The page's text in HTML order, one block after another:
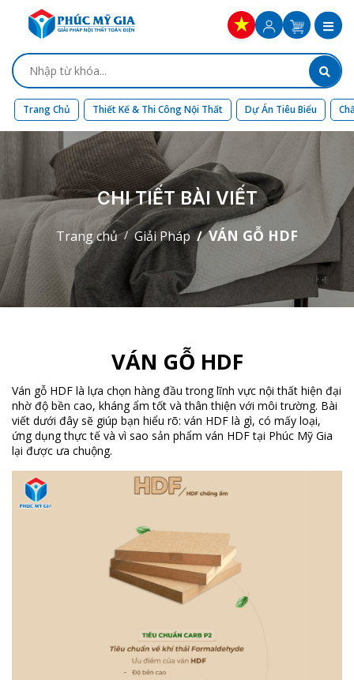
Trang Chủ Thiết Kế & Thi Công Nội Thất Dự Án Tiêu Biểu
CHI TIẾT BÀI VIẾT
Trang chủ Giải Pháp VÁN GỖ HDF
VÁN GỖ HDF
Ván gỗ HDF là lựa chọn hàng đầu trong lĩnh vực nội thất hiện đại
nhờ độ bền cao, kháng ẩm tốt và thân thiện với môi trường. Bài
viết dưới đây sẽ giúp bạn hiểu rõ: ván HDF là gì, có mấy loại,
ứng dụng thực tế và vì sao sản phẩm ván HDF tại Phúc Mỹ Gia
lại được ưa chuộng.